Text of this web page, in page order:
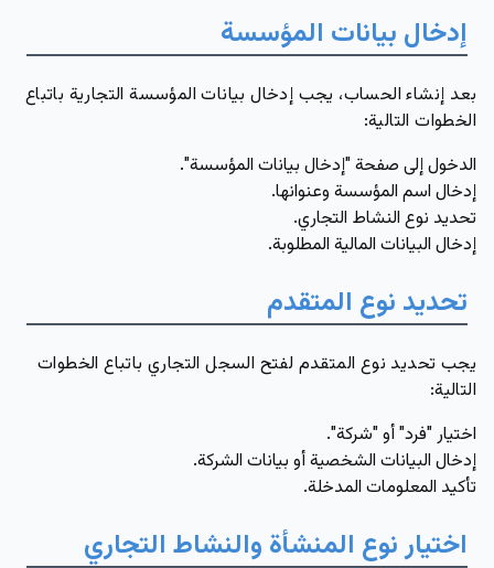
إدخال بيانات المؤسسة
بعد إنشاء الحساب، يجب إدخال بيانات المؤسسة التجارية باتباع
الخطوات التالية:
الدخول إلى صفحة "إدخال بيانات المؤسسة".
إدخال اسم المؤسسة وعنوانها.
تحديد نوع النشاط التجاري.
إدخال البيانات المالية المطلوبة.
تحديد نوع المتقدم
يجب تحديد نوع المتقدم لفتح السجل التجاري باتباع الخطوات
التالية:
اختيار "فرد" أو "شركة".
إدخال البيانات الشخصية أو بيانات الشركة.
تأكيد المعلومات المدخلة.
اختيار نوع المنشأة والنشاط التجاري